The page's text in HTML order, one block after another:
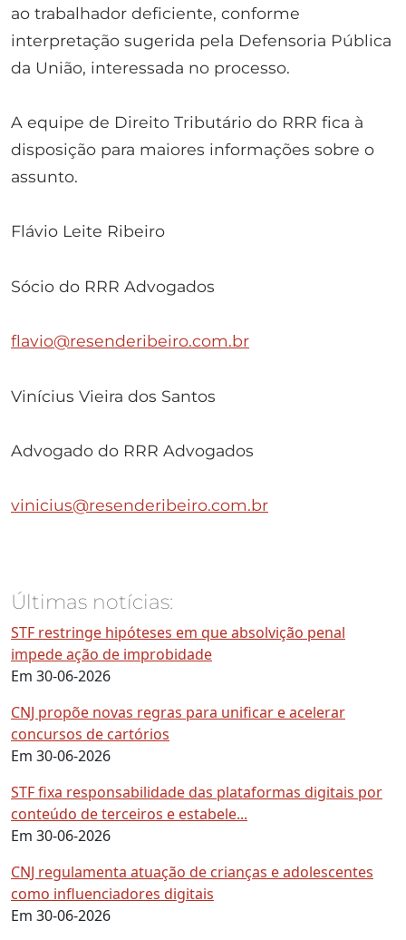
ao trabalhador deficiente, conforme
interpretação sugerida pela Defensoria Pública
da União, interessada no processo.
A equipe de Direito Tributário do RRR fica à
disposição para maiores informações sobre o
assunto.
Flávio Leite Ribeiro
Sócio do RRR Advogados
flavio@resenderibeiro.com.br
Vinícius Vieira dos Santos
Advogado do RRR Advogados
vinicius@resenderibeiro.com.br
Últimas notícias:
STF restringe hipóteses em que absolvição penal
impede ação de improbidade
Em 30-06-2026
CNJ propõe novas regras para unificar e acelerar
concursos de cartórios
Em 30-06-2026
STF fixa responsabilidade das plataformas digitais por
conteúdo de terceiros e estabele...
Em 30-06-2026
CNJ regulamenta atuação de crianças e adolescentes
como influenciadores digitais
Em 30-06-2026